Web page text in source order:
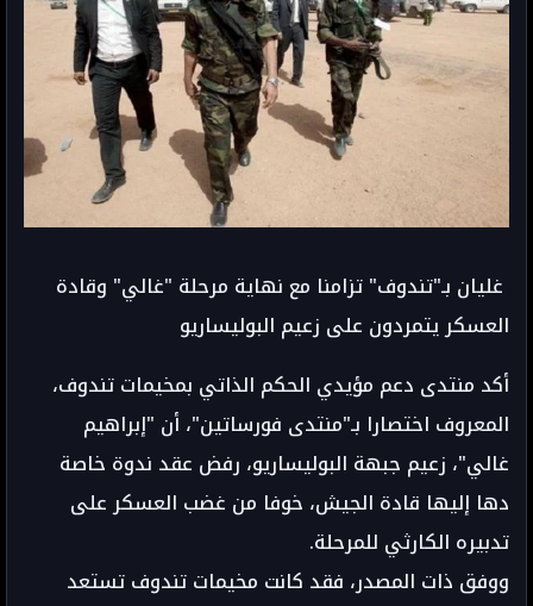
غليان بـ"تندوف" تزامنا مع نهاية مرحلة "غالي" وقادة
العسكر يتمردون على زعيم البوليساريو
أكد منتدى دعم مؤيدي الحكم الذاتي بمخيمات تندوف،
المعروف اختصارا بـ"منتدى فورساتين"، أن "إبراهيم
غالي"، زعيم جبهة البوليساريو، رفض عقد ندوة خاصة
دها إليها قادة الجيش، خوفا من غضب العسكر على
تدبيره الكارثي للمرحلة.
ووفق ذات المصدر، فقد كانت مخيمات تندوف تستعد